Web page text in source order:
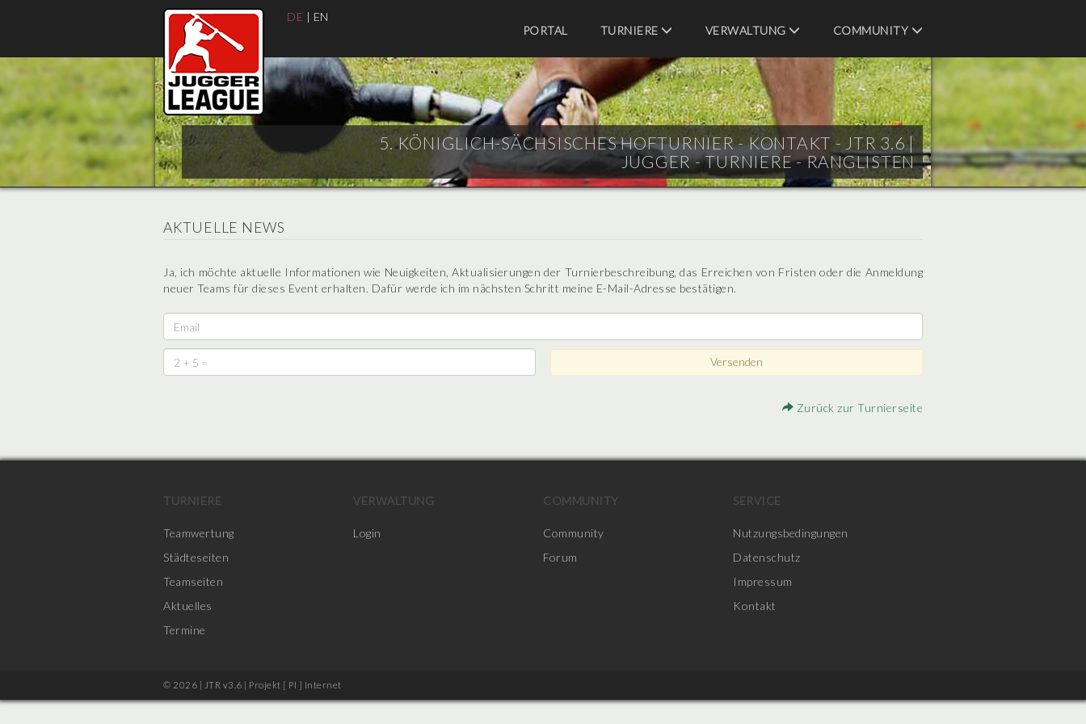
DE | EN
PORTAL
TURNIERE VERWALTUNG COMMUNITY
5. KÖNIGLICH-SÄCHSISCHES HOFTURNIER - KONTAKT - JTR 3.6 |
JUGGER - TURNIERE - RANGLISTEN
AKTUELLE NEWS
Ja, ich möchte aktuelle Informationen wie Neuigkeiten, Aktualisierungen der Turnierbeschreibung, das Erreichen von Fristen oder die Anmeldung
neuer Teams für dieses Event erhalten. Dafür werde ich im nächsten Schritt meine E-Mail-Adresse bestätigen.
Zurück zur Turnierseite
TURNIERE
Teamwertung
Städteseiten
Teamseiten
Aktuelles
Termine
VERWALTUNG
Login
COMMUNITY
Community
Forum
SERVICE
Nutzungsbedingungen
Datenschutz
Impressum
Kontakt
© 2026 | JTR v3.6 | Projekt [ PI ] Internet